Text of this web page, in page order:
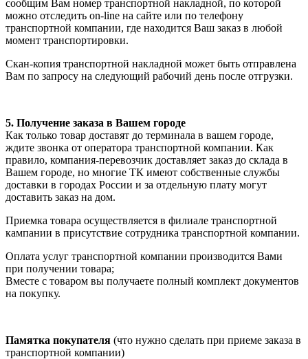
сообщим Вам номер транспортной накладной, по которой
можно отследить on-line на сайте или по телефону
транспортной компании, где находится Ваш заказ в любой
момент транспортировки.
Скан-копия транспортной накладной может быть отправлена
Вам по запросу на следующий рабочий день после отгрузки.
5. Получение заказа в Вашем городе
Как только товар доставят до терминала в вашем городе,
ждите звонка от оператора транспортной компании. Как
правило, компания-перевозчик доставляет заказ до склада в
Вашем городе, но многие ТК имеют собственные службы
доставки в городах России и за отдельную плату могут
доставить заказ на дом.
Приемка товара осуществляется в филиале транспортной
кампании в присутствие сотрудника транспортной компании.
Оплата услуг транспортной компании производится Вами
при получении товара;
Вместе с товаром вы получаете полный комплект документов
на покупку.
Памятка покупателя (что нужно сделать при приеме заказа в
транспортной компании)